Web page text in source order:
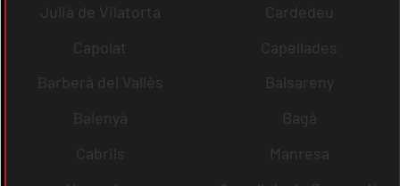
Julià de Vilatorta
Cardedeu
Capolat
Capellades
Barberà del Vallès
Balsareny
Balenyà
Bagà
Cabrils
Manresa